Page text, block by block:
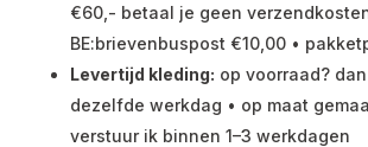
€60,- betaal je geen
BE:brievenbuspost €10,00 •
Levertijd kleding: op voorraad?
dezelfde werkdag • op maat
verstuur ik binnen 1–3 werkdagen